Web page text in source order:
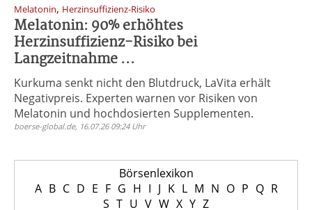
Melatonin, Herzinsuffizienz-Risiko
Melatonin: 90% erhöhtes
Herzinsuffizienz-Risiko bei
Langzeitnahme ...
Kurkuma senkt nicht den Blutdruck, LaVita erhält
Negativpreis. Experten warnen vor Risiken von
Melatonin und hochdosierten Supplementen.
boerse-global.de, 16.07.26 09:24 Uhr
Börsenlexikon
A B C D E F G H I J K L M N O P Q R
S T U V W X Y Z